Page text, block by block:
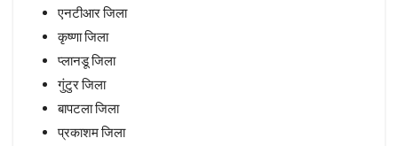
एनटीआर जिला
कृष्णा जिला
प्लानडू जिला
गुंटुर जिला
बापटला जिला
प्रकाशम जिला